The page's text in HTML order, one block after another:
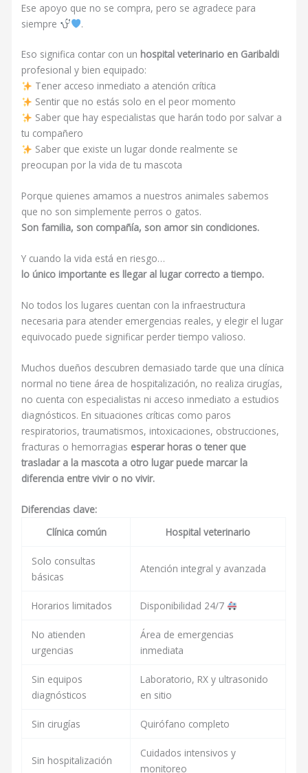
Ese apoyo que no se compra, pero se agradece para
siempre
.
Eso significa contar con un hospital veterinario en Garibaldi
profesional y bien equipado:
Tener acceso inmediato a atención crítica
Sentir que no estás solo en el peor momento
Saber que hay especialistas que harán todo por salvar a
tu compañero
Saber que existe un lugar donde realmente se
preocupan por la vida de tu mascota
Porque quienes amamos a nuestros animales sabemos
que no son simplemente perros o gatos.
Son familia, son compañía, son amor sin condiciones.
Y cuando la vida está en riesgo…
lo único importante es llegar al lugar correcto a tiempo.
No todos los lugares cuentan con la infraestructura
necesaria para atender emergencias reales, y elegir el lugar
equivocado puede significar perder tiempo valioso.
Muchos dueños descubren demasiado tarde que una clínica
normal no tiene área de hospitalización, no realiza cirugías,
no cuenta con especialistas ni acceso inmediato a estudios
diagnósticos. En situaciones críticas como paros
respiratorios, traumatismos, intoxicaciones, obstrucciones,
fracturas o hemorragias esperar horas o tener que
trasladar a la mascota a otro lugar puede marcar la
diferencia entre vivir o no vivir.
Diferencias clave:
Clínica común
Hospital veterinario
Solo consultas
básicas
Atención integral y avanzada
Horarios limitados Disponibilidad 24/7
No atienden
urgencias
Área de emergencias
inmediata
Sin equipos
diagnósticos
Laboratorio, RX y ultrasonido
en sitio
Sin cirugías Quirófano completo
Sin hospitalización
Cuidados intensivos y
monitoreo